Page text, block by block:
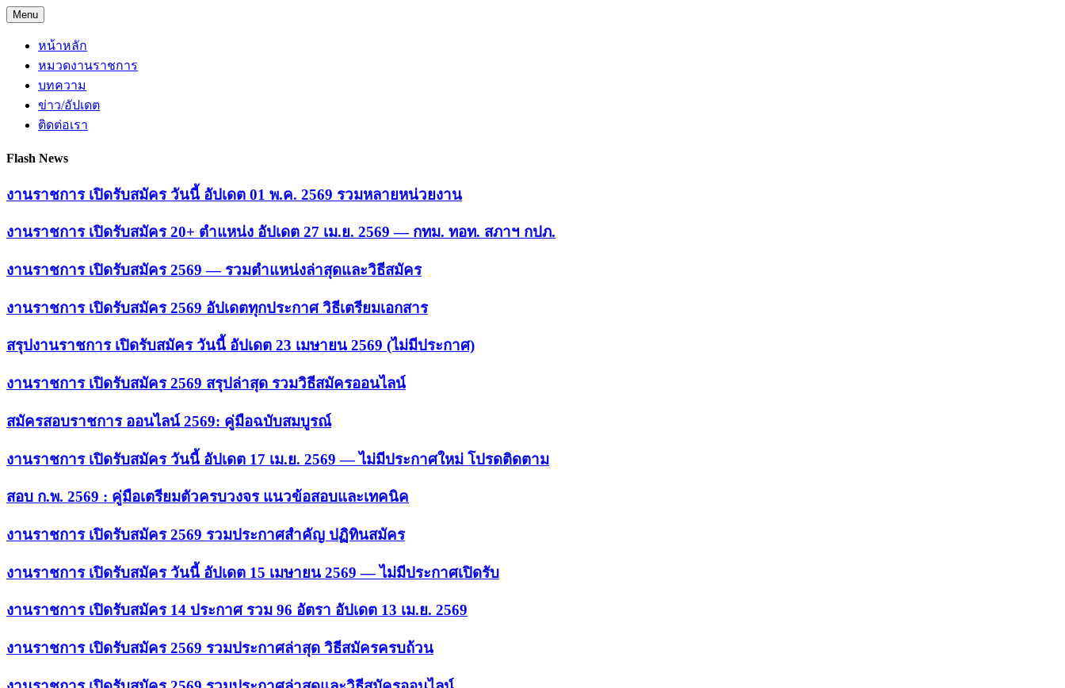
Skip
to
content
Menu
หน้าหลัก
หมวดงานราชการ
บทความ
ข่าว/อัปเดต
ติดต่อเรา
Flash News
งานราชการ เปิดรับสมัคร วันนี้ อัปเดต 01 พ.ค. 2569 รวมหลายหน่วยงาน
งานราชการ เปิดรับสมัคร 20+ ตำแหน่ง อัปเดต 27 เม.ย. 2569 — กทม. ทอท. สภาฯ กปภ.
งานราชการ เปิดรับสมัคร 2569 — รวมตำแหน่งล่าสุดและวิธีสมัคร
งานราชการ เปิดรับสมัคร 2569 อัปเดตทุกประกาศ วิธีเตรียมเอกสาร
สรุปงานราชการ เปิดรับสมัคร วันนี้ อัปเดต 23 เมษายน 2569 (ไม่มีประกาศ)
งานราชการ เปิดรับสมัคร 2569 สรุปล่าสุด รวมวิธีสมัครออนไลน์
สมัครสอบราชการ ออนไลน์ 2569: คู่มือฉบับสมบูรณ์
งานราชการ เปิดรับสมัคร วันนี้ อัปเดต 17 เม.ย. 2569 — ไม่มีประกาศใหม่ โปรดติดตาม
สอบ ก.พ. 2569 : คู่มือเตรียมตัวครบวงจร แนวข้อสอบและเทคนิค
งานราชการ เปิดรับสมัคร 2569 รวมประกาศสำคัญ ปฏิทินสมัคร
งานราชการ เปิดรับสมัคร วันนี้ อัปเดต 15 เมษายน 2569 — ไม่มีประกาศเปิดรับ
งานราชการ เปิดรับสมัคร 14 ประกาศ รวม 96 อัตรา อัปเดต 13 เม.ย. 2569
งานราชการ เปิดรับสมัคร 2569 รวมประกาศล่าสุด วิธีสมัครครบถ้วน